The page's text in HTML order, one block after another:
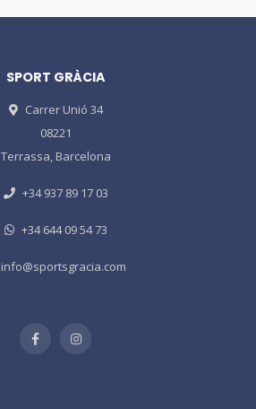
SPORT GRÀCIA
Carrer Unió 34
08221
Terrassa, Barcelona
+34 937 89 17 03
+34 644 09 54 73
info@sportsgracia.com